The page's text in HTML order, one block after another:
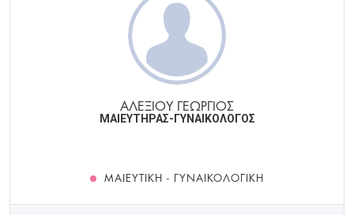
ΑΛΕΞΙΟΥ ΓΕΩΡΓΙΟΣ
ΜΑΙΕΥΤΗΡΑΣ-ΓΥΝΑΙΚΟΛΟΓΟΣ
ΜΑΙΕΥΤΙΚΉ - ΓΥΝΑΙΚΟΛΟΓΙΚΉ